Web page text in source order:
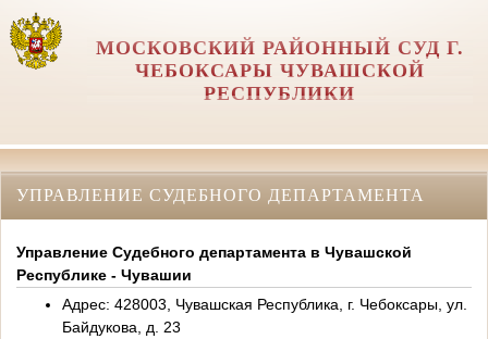
МОСКОВСКИЙ РАЙОННЫЙ СУД Г.
ЧЕБОКСАРЫ ЧУВАШСКОЙ
РЕСПУБЛИКИ
УПРАВЛЕНИЕ СУДЕБНОГО ДЕПАРТАМЕНТА
Управление Судебного департамента в Чувашской
Республике - Чувашии
Адрес: 428003, Чувашская Республика, г. Чебоксары, ул.
Байдукова, д. 23